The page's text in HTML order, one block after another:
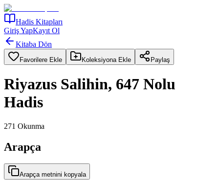
Hadis Kitapları
Giriş YapKayıt Ol
Kitaba Dön
Favorilere Ekle Koleksiyona Ekle Paylaş
Riyazus Salihin, 647 Nolu
Hadis
271 Okunma
Arapça
Arapça metnini kopyala